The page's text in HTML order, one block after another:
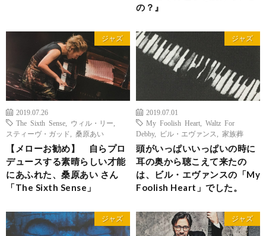
の？』
ジャズ
2019.07.26
The Sixth Sense
ウィル・リー
スティーヴ・ガッド
桑原あい
【メローお勧め】 自らプロ
デュースする素晴らしい才能
にあふれた、桑原あい さん
「The Sixth Sense」
ジャズ
2019.07.01
My Foolish Heart
Waltz For
Debby, ビル・エヴァンス 家族葬
頭がいっぱいいっぱいの時に
耳の奥から聴こえて来たの
は、ビル・エヴァンスの「My
Foolish Heart」でした。
ジャズ ジャズ